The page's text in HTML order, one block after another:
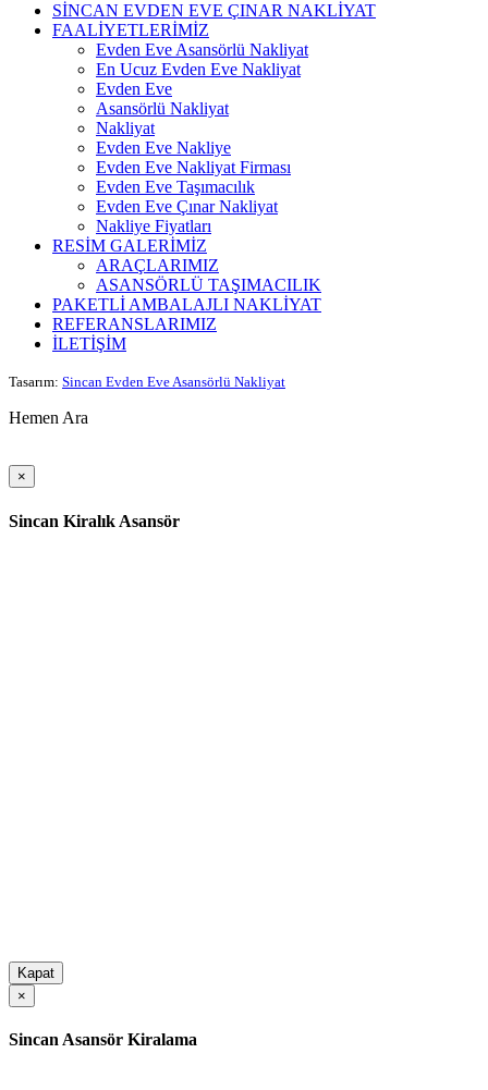
SİNCAN EVDEN EVE ÇINAR NAKLİYAT
FAALİYETLERİMİZ
Evden Eve Asansörlü Nakliyat
En Ucuz Evden Eve Nakliyat
Evden Eve
Asansörlü Nakliyat
Nakliyat
Evden Eve Nakliye
Evden Eve Nakliyat Firması
Evden Eve Taşımacılık
Evden Eve Çınar Nakliyat
Nakliye Fiyatları
RESİM GALERİMİZ
ARAÇLARIMIZ
ASANSÖRLÜ TAŞIMACILIK
PAKETLİ AMBALAJLI NAKLİYAT
REFERANSLARIMIZ
İLETİŞİM
Tasarım: Sincan Evden Eve Asansörlü Nakliyat
Hemen Ara
×
Sincan Kiralık Asansör
Kapat
×
Sincan Asansör Kiralama